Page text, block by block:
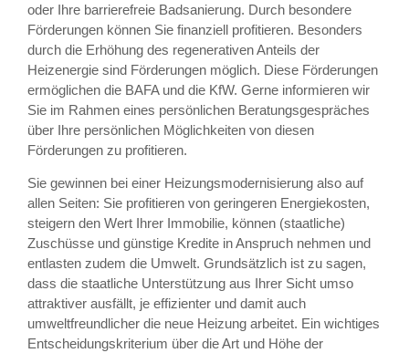
oder Ihre barrierefreie Badsanierung. Durch besondere
Förderungen können Sie finanziell profitieren. Besonders
durch die Erhöhung des regenerativen Anteils der
Heizenergie sind Förderungen möglich. Diese Förderungen
ermöglichen die BAFA und die KfW. Gerne informieren wir
Sie im Rahmen eines persönlichen Beratungsgespräches
über Ihre persönlichen Möglichkeiten von diesen
Förderungen zu profitieren.
Sie gewinnen bei einer Heizungsmodernisierung also auf
allen Seiten: Sie profitieren von geringeren Energiekosten,
steigern den Wert Ihrer Immobilie, können (staatliche)
Zuschüsse und günstige Kredite in Anspruch nehmen und
entlasten zudem die Umwelt. Grundsätzlich ist zu sagen,
dass die staatliche Unterstützung aus Ihrer Sicht umso
attraktiver ausfällt, je effizienter und damit auch
umweltfreundlicher die neue Heizung arbeitet. Ein wichtiges
Entscheidungskriterium über die Art und Höhe der